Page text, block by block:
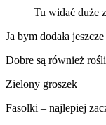
Tu widać duże
Ja bym dodała
Dobre są również
Zielony groszek
Fasolki – najlepiej